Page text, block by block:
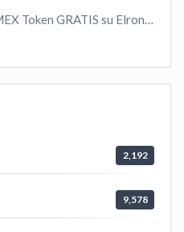
Come ottenere MEX Token GRATIS su Elrond ?
2,192
9,578